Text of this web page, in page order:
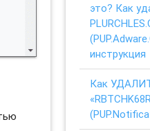
это? Как
инструкция
Как